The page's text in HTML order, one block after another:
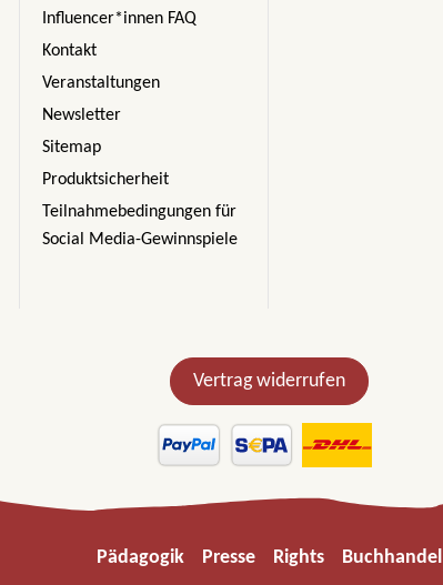
Influencer*innen FAQ
Kontakt
Veranstaltungen
Newsletter
Sitemap
Produktsicherheit
Teilnahmebedingungen für
Social Media-Gewinnspiele
Vertrag widerrufen
Pädagogik Presse Rights Buchhandel